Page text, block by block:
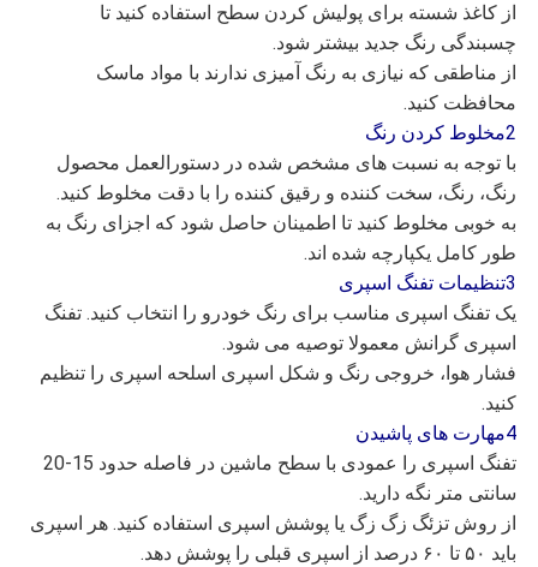
از کاغذ شسته برای پولیش کردن سطح استفاده کنید تا
چسبندگی رنگ جدید بیشتر شود.
از مناطقی که نیازی به رنگ آمیزی ندارند با مواد ماسک
محافظت کنید.
2مخلوط کردن رنگ
با توجه به نسبت های مشخص شده در دستورالعمل محصول
رنگ، رنگ، سخت کننده و رقیق کننده را با دقت مخلوط کنید.
به خوبی مخلوط کنید تا اطمینان حاصل شود که اجزای رنگ به
طور کامل یکپارچه شده اند.
3تنظیمات تفنگ اسپری
یک تفنگ اسپری مناسب برای رنگ خودرو را انتخاب کنید. تفنگ
اسپری گرانش معمولا توصیه می شود.
فشار هوا، خروجی رنگ و شکل اسپری اسلحه اسپری را تنظیم
کنید.
4مهارت های پاشیدن
تفنگ اسپری را عمودی با سطح ماشین در فاصله حدود 15-20
سانتی متر نگه دارید.
از روش تزئگ زگ زگ یا پوشش اسپری استفاده کنید. هر اسپری
باید ۵۰ تا ۶۰ درصد از اسپری قبلی را پوشش دهد.